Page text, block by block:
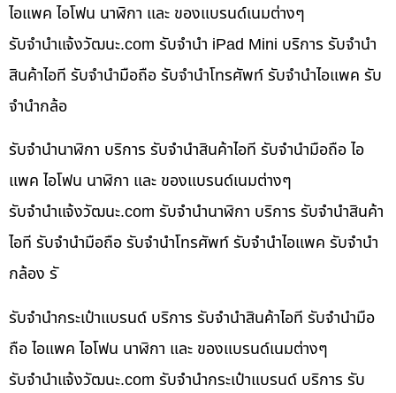
ไอแพค ไอโฟน นาฬิกา และ ของแบรนด์เนมต่างๆ
รับจํานําแจ้งวัฒนะ.com รับจำนำ iPad Mini บริการ รับจำนำ
สินค้าไอที รับจำนำมือถือ รับจำนำโทรศัพท์ รับจำนำไอแพค รับ
จำนำกล้อ
รับจำนำนาฬิกา บริการ รับจำนำสินค้าไอที รับจำนำมือถือ ไอ
แพค ไอโฟน นาฬิกา และ ของแบรนด์เนมต่างๆ
รับจํานําแจ้งวัฒนะ.com รับจำนำนาฬิกา บริการ รับจำนำสินค้า
ไอที รับจำนำมือถือ รับจำนำโทรศัพท์ รับจำนำไอแพค รับจำนำ
กล้อง รั
รับจำนำกระเป๋าแบรนด์ บริการ รับจำนำสินค้าไอที รับจำนำมือ
ถือ ไอแพค ไอโฟน นาฬิกา และ ของแบรนด์เนมต่างๆ
รับจํานําแจ้งวัฒนะ.com รับจำนำกระเป๋าแบรนด์ บริการ รับ